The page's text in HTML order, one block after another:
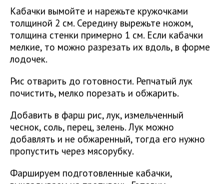
Кабачки вымойте и нарежьте кружочками
толщиной 2 см. Середину вырежьте ножом,
толщина стенки примерно 1 см. Если кабачки
мелкие, то можно разрезать их вдоль, в форме
лодочек.
Рис отварить до готовности. Репчатый лук
почистить, мелко порезать и обжарить.
Добавить в фарш рис, лук, измельченный
чеснок, соль, перец, зелень. Лук можно
добавлять и не обжаренный, тогда его нужно
пропустить через мясорубку.
Фаршируем подготовленные кабачки,